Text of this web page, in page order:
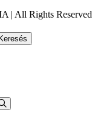
| All Rights Reserved
Keresés